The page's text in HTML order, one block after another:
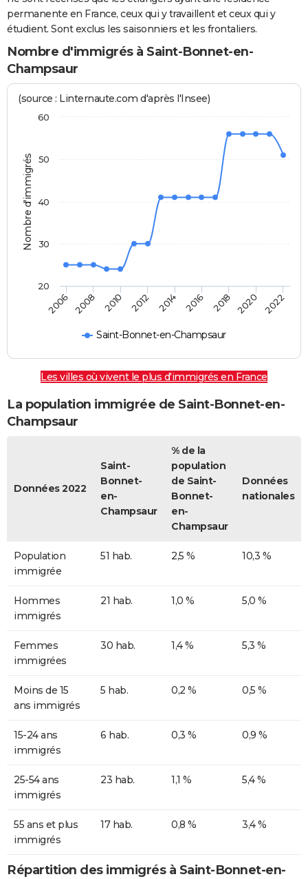
permanente en France, ceux qui y travaillent et ceux qui y
étudient. Sont exclus les saisonniers et les frontaliers.
Nombre d'immigrés à Saint-Bonnet-en-
Champsaur
Nombre d'immigrés
(source : Linternaute.com d'après l'Insee)
Saint-Bonnet-en-Champsaur
2006 2008 2010 2012 2014 2016 2018 2020 2022
20
30
40
50
60
Les villes où vivent le plus d'immigrés en France
La population immigrée de Saint-Bonnet-en-
Champsaur
Données 2022
Saint-
Bonnet-
en-
Champsaur
% de la
population
de Saint-
Bonnet-
en-
Champsaur
Données
nationales
Population
immigrée
51 hab. 2,5 % 10,3 %
Hommes
immigrés
21 hab. 1,0 % 5,0 %
Femmes
immigrées
30 hab. 1,4 % 5,3 %
Moins de 15
ans immigrés
5 hab. 0,2 % 0,5 %
15-24 ans
immigrés
6 hab. 0,3 % 0,9 %
25-54 ans
immigrés
23 hab. 1,1 % 5,4 %
55 ans et plus
immigrés
17 hab. 0,8 % 3,4 %
Répartition des immigrés à Saint-Bonnet-en-